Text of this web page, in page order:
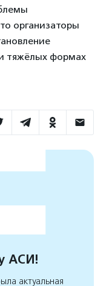
организаторы
тяжёлых формах
АСИ!
актуальная